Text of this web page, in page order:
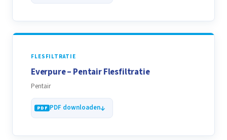
FLESFILTRATIE
Everpure – Pentair Flesfiltratie
Pentair
PDF downloaden